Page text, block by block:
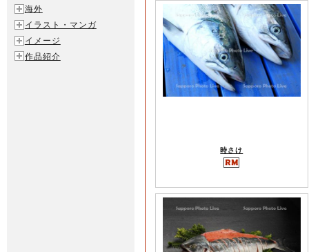
時さけ
海外
イラスト・マンガ
イメージ
作品紹介